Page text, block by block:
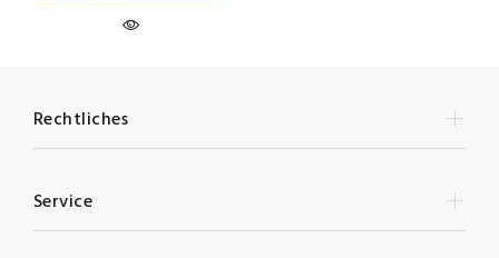
Rechtliches
Service